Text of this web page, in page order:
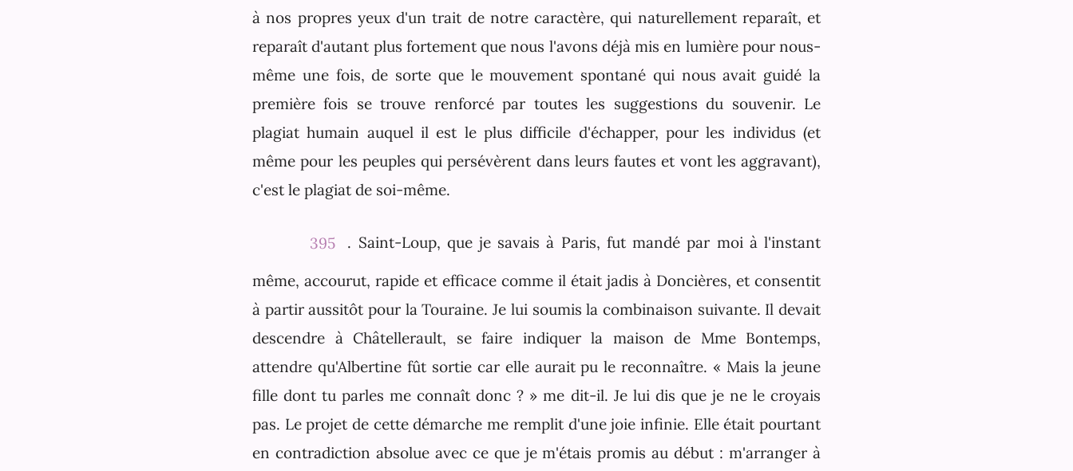
à nos propres yeux d'un trait de notre caractère, qui naturellement reparaît, et
reparaît d'autant plus fortement que nous l'avons déjà mis en lumière pour nous-
même une fois, de sorte que le mouvement spontané qui nous avait guidé la
première fois se trouve renforcé par toutes les suggestions du souvenir. Le
plagiat humain auquel il est le plus difficile d'échapper, pour les individus (et
même pour les peuples qui persévèrent dans leurs fautes et vont les aggravant),
c'est le plagiat de soi-même.
395
. Saint-Loup, que je savais à Paris, fut mandé par moi à l'instant
même, accourut, rapide et efficace comme il était jadis à Doncières, et consentit
à partir aussitôt pour la Touraine. Je lui soumis la combinaison suivante. Il devait
descendre à Châtellerault, se faire indiquer la maison de Mme Bontemps,
attendre qu'Albertine fût sortie car elle aurait pu le reconnaître. « Mais la jeune
fille dont tu parles me connaît donc ? » me dit-il. Je lui dis que je ne le croyais
pas. Le projet de cette démarche me remplit d'une joie infinie. Elle était pourtant
en contradiction absolue avec ce que je m'étais promis au début : m'arranger à